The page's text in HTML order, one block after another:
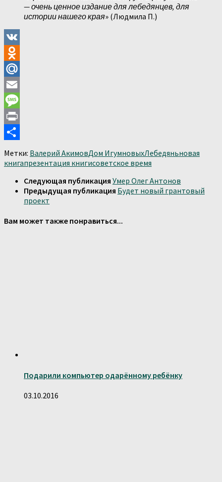
— очень ценное издание для лебедянцев, для
истории нашего края» (Людмила П.)
VK
Odnoklassniki
Mail.Ru
Email
Message
Print
Метки: Валерий АкимовДом ИгумновыхЛебедяньновая
книгапрезентация книгисоветское время
Следующая публикация Умер Олег Антонов
Предыдущая публикация Будет новый грантовый
проект
Вам может также понравиться...
Подарили компьютер одарённому ребёнку
03.10.2016